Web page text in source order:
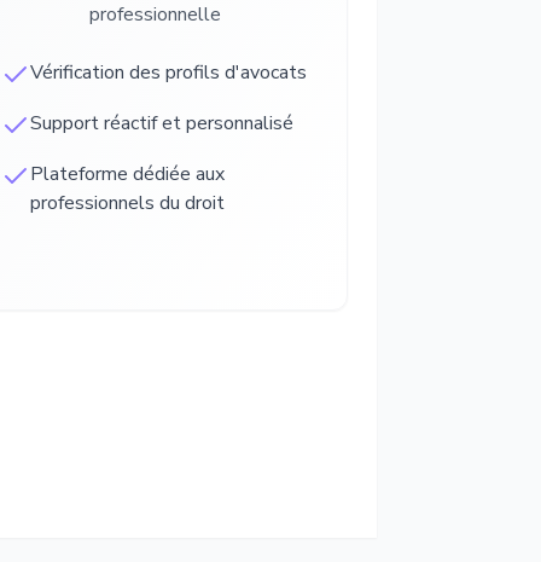
professionnelle
Vérification des profils d'avocats
Support réactif et personnalisé
Plateforme dédiée aux
professionnels du droit